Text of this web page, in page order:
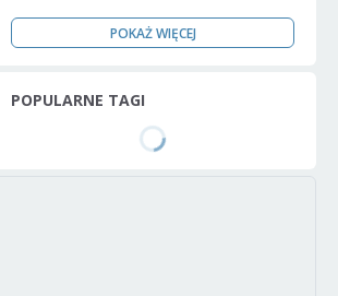
POKAŻ WIĘCEJ
POPULARNE TAGI